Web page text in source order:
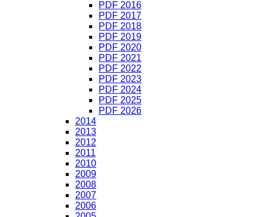
PDF 2016
PDF 2017
PDF 2018
PDF 2019
PDF 2020
PDF 2021
PDF 2022
PDF 2023
PDF 2024
PDF 2025
PDF 2026
2014
2013
2012
2011
2010
2009
2008
2007
2006